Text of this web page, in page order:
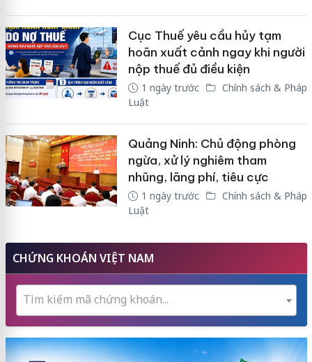
Cục Thuế yêu cầu hủy tạm
hoãn xuất cảnh ngay khi người
nộp thuế đủ điều kiện
1 ngày trước
Chính sách & Pháp
Luật
Quảng Ninh: Chủ động phòng
ngừa, xử lý nghiêm tham
nhũng, lãng phí, tiêu cực
1 ngày trước
Chính sách & Pháp
Luật
CHỨNG KHOÁN VIỆT NAM
Tìm kiếm mã chứng khoán...